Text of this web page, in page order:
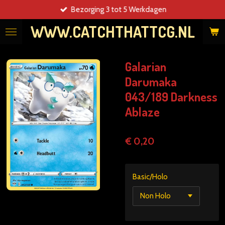
direct
naar
WWW.CATCHTHATTCG.NL
Bezorging 3 tot 5 Werkdagen
Galarian
Darumaka
043/189 Darkness
Ablaze
€ 0,20
Basic/Holo